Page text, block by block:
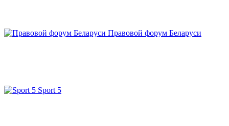
Правовой форум Беларуси
Sport 5